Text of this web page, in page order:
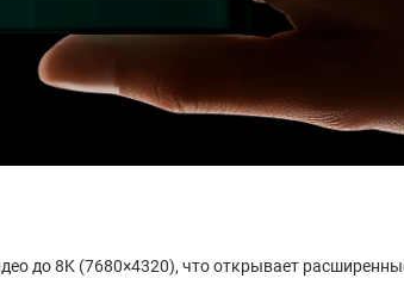
до 8K (7680×4320), что открывает